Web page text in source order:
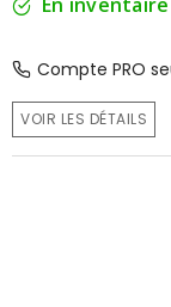
Compte PRO
VOIR LES DÉTAILS